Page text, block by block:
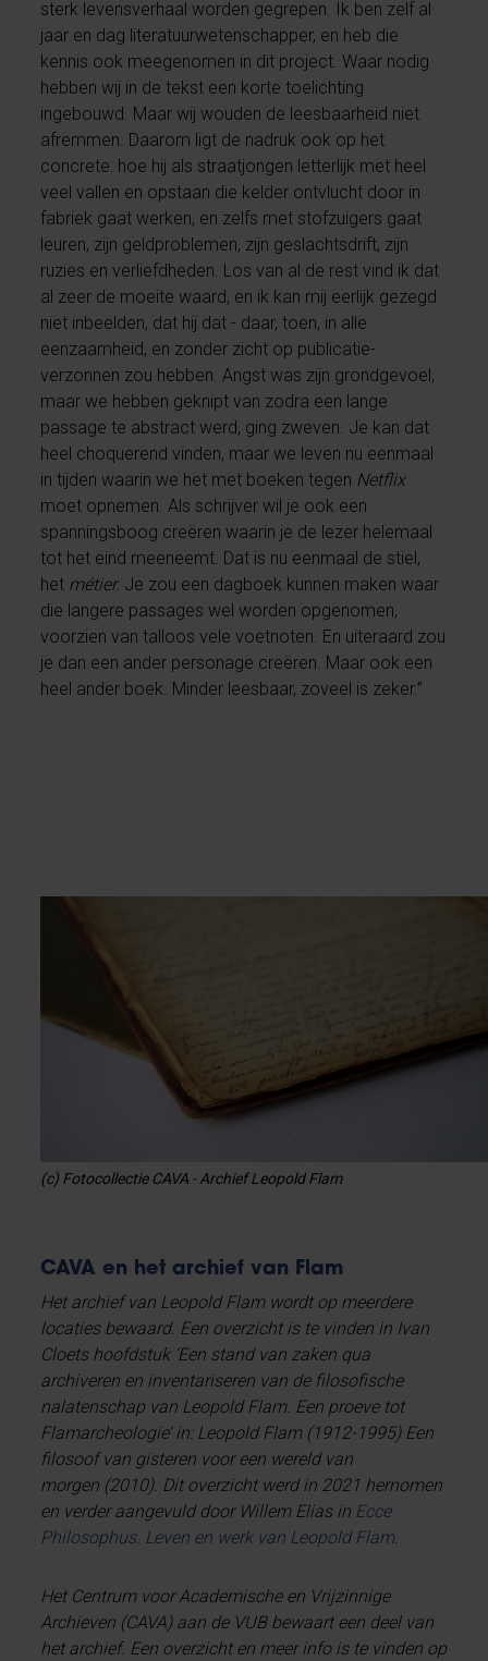
sterk levensverhaal worden gegrepen. Ik ben zelf al
jaar en dag literatuurwetenschapper, en heb die
kennis ook meegenomen in dit project. Waar nodig
hebben wij in de tekst een korte toelichting
ingebouwd. Maar wij wouden de leesbaarheid niet
afremmen. Daarom ligt de nadruk ook op het
concrete: hoe hij als straatjongen letterlijk met heel
veel vallen en opstaan die kelder ontvlucht door in
fabriek gaat werken, en zelfs met stofzuigers gaat
leuren, zijn geldproblemen, zijn geslachtsdrift, zijn
ruzies en verliefdheden. Los van al de rest vind ik dat
al zeer de moeite waard, en ik kan mij eerlijk gezegd
niet inbeelden, dat hij dat - daar, toen, in alle
eenzaamheid, en zonder zicht op publicatie-
verzonnen zou hebben. Angst was zijn grondgevoel,
maar we hebben geknipt van zodra een lange
passage te abstract werd, ging zweven. Je kan dat
heel choquerend vinden, maar we leven nu eenmaal
in tijden waarin we het met boeken tegen Netflix
moet opnemen. Als schrijver wil je ook een
spanningsboog creëren waarin je de lezer helemaal
tot het eind meeneemt. Dat is nu eenmaal de stiel,
het métier. Je zou een dagboek kunnen maken waar
die langere passages wel worden opgenomen,
voorzien van talloos vele voetnoten. En uiteraard zou
je dan een ander personage creëren. Maar ook een
heel ander boek. Minder leesbaar, zoveel is zeker.”
CAVA en het archief van Flam
Het archief van Leopold Flam wordt op meerdere
locaties bewaard. Een overzicht is te vinden in Ivan
Cloets hoofdstuk ‘Een stand van zaken qua
archiveren en inventariseren van de filosofische
nalatenschap van Leopold Flam. Een proeve tot
Flamarcheologie’ in: Leopold Flam (1912-1995) Een
filosoof van gisteren voor een wereld van
morgen (2010). Dit overzicht werd in 2021 hernomen
en verder aangevuld door Willem Elias in Ecce
Philosophus. Leven en werk van Leopold Flam.
Het Centrum voor Academische en Vrijzinnige
Archieven (CAVA) aan de VUB bewaart een deel van
het archief. Een overzicht en meer info is te vinden op
(c) Fotocollectie CAVA - Archief Leopold Flam